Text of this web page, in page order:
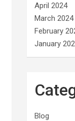
April 2024
March 2024
February
January
Blog